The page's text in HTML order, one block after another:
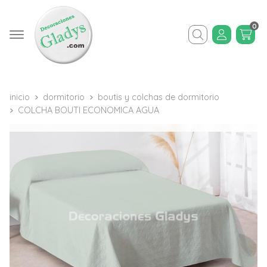
Buscar
0
inicio dormitorio
boutis y colchas de dormitorio
COLCHA BOUTI ECONOMICA AGUA